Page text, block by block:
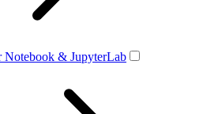
Notebook & JupyterLab